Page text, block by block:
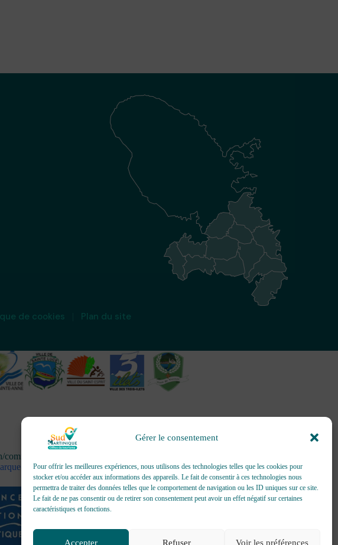
Gérer le consentement
Pour offrir les meilleures expériences, nous utilisons des technologies telles que les cookies pour
stocker et/ou accéder aux informations des appareils. Le fait de consentir à ces technologies nous
permettra de traiter des données telles que le comportement de navigation ou les ID uniques sur ce site.
Le fait de ne pas consentir ou de retirer son consentement peut avoir un effet négatif sur certaines
caractéristiques et fonctions.
Accepter Refuser Voir les préférences
de cookies Plan du site
de création et gestion d’événements
nf.com